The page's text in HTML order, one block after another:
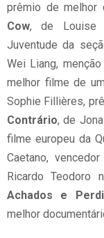
prêmio de melhor
Cow, de Louise
Juventude da
Wei Liang,
melhor filme de
Sophie Fillières,
Contrário, de
filme europeu da
Caetano,
Ricardo Teodoro
Achados e
melhor